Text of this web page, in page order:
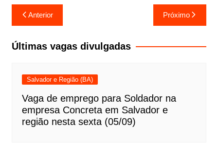
Navegação
de
Post
Anterior Próximo
Últimas vagas divulgadas
Salvador e Região (BA)
Vaga de emprego para Soldador na
empresa Concreta em Salvador e
região nesta sexta (05/09)